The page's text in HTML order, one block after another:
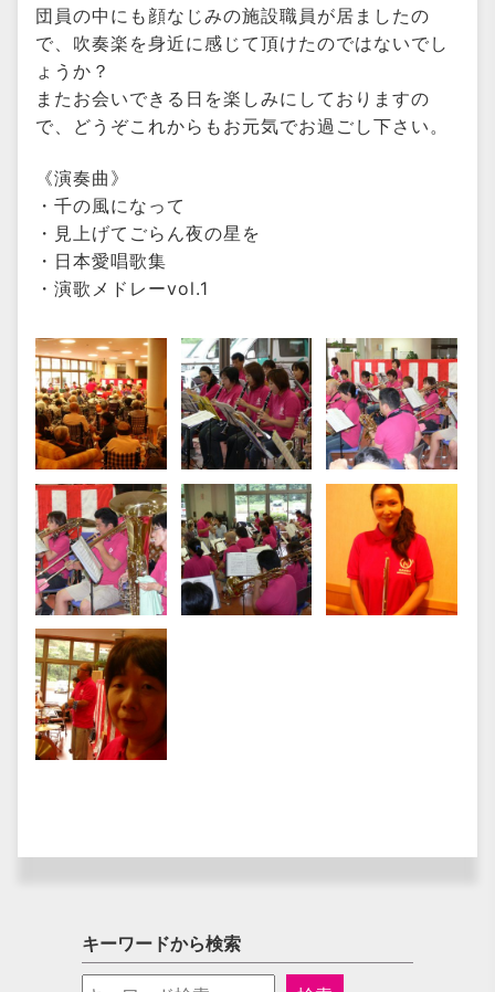
団員の中にも顔なじみの施設職員が居ましたの
で、吹奏楽を身近に感じて頂けたのではないでし
ょうか？
またお会いできる日を楽しみにしておりますの
で、どうぞこれからもお元気でお過ごし下さい。
《演奏曲》
・千の風になって
・見上げてごらん夜の星を
・日本愛唱歌集
・演歌メドレーvol.1
キーワードから検索